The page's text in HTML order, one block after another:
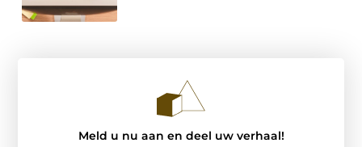
Meld u nu aan en deel uw verhaal!